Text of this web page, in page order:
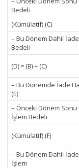
Bedeli
(Kümülatif) (C)
– Bu Dönem Dahil
Bedeli
(D) = (B) + (C)
– Bu Dönemde İade
(E)
– Önceki Dönem
İşlem Bedeli
(Kümülatif) (F)
– Bu Dönem Dahil
İşlem